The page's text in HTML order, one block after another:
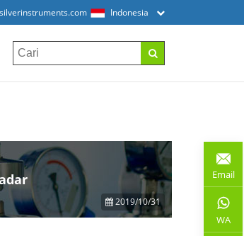
Indonesia
2019/10/31
Email
WA